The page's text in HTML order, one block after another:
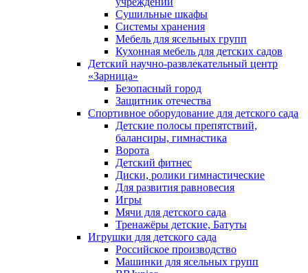
Сушильные шкафы
Системы хранения
Мебель для ясельных групп
Кухонная мебель для детских садов
Детский научно-развлекательный центр
«Зарница»
Безопасный город
Защитник отечества
Спортивное оборудование для детского сада
Детские полосы препятствий,
балансиры, гимнастика
Ворота
Детский фитнес
Диски, ролики гимнастические
Для развития равновесия
Игры
Мячи для детского сада
Тренажёры детские, Батуты
Игрушки для детского сада
Российское производство
Машинки для ясельных групп